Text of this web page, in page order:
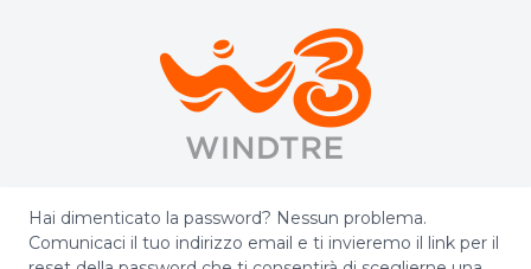
Hai dimenticato la password? Nessun problema.
Comunicaci il tuo indirizzo email e ti invieremo il link per il